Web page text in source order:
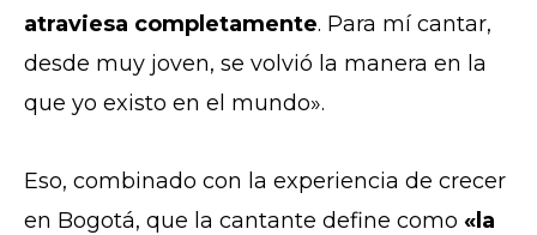
atraviesa completamente. Para mí cantar,
desde muy joven, se volvió la manera en la
que yo existo en el mundo».
Eso, combinado con la experiencia de crecer
en Bogotá, que la cantante define como «la